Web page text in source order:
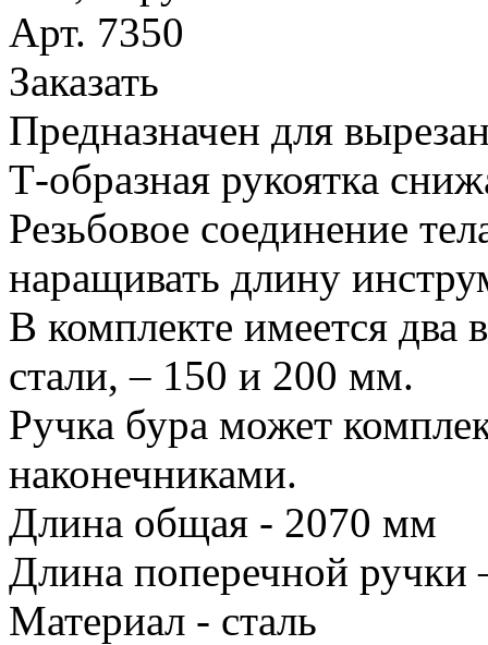
Арт. 7350
Заказать
Предназначен для
Т-образная рукоятка
Резьбовое соединение
наращивать длину
В комплекте имеется два
стали, – 150 и 200 мм.
Ручка бура может
наконечниками.
Длина общая - 2070 мм
Длина поперечной ручки
Материал - сталь